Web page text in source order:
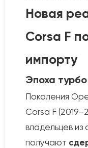
Новая
Corsa F
импорту
Эпоха
Поколения
Corsa F
владельцев
получают